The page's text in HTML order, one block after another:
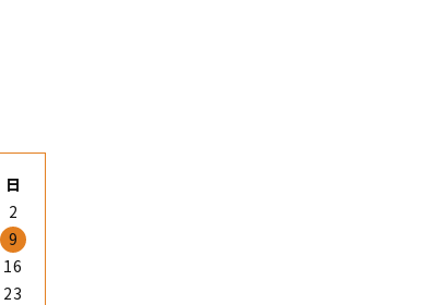
日
2
9
16
23